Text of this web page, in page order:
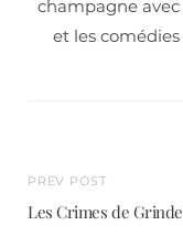
champagne avec
et les
PREV POST
Les Crimes de